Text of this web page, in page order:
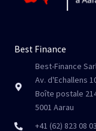
Best Finance
Best-Finance
Av. d'Echallens
Boîte postale
5001 Aarau
+41 (62) 823 08 03